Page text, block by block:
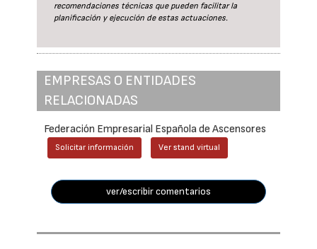
recomendaciones técnicas que pueden facilitar la
planificación y ejecución de estas actuaciones.
EMPRESAS O ENTIDADES
RELACIONADAS
Federación Empresarial Española de Ascensores
Solicitar información Ver stand virtual
ver/escribir comentarios